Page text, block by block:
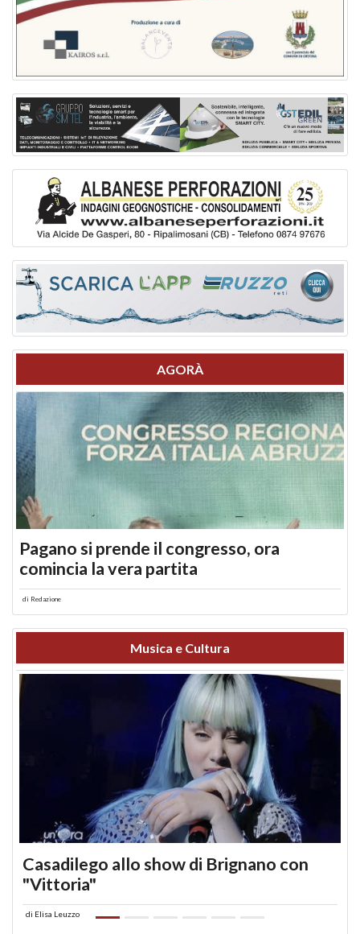
AGORÀ
Pagano si prende il congresso, ora
comincia la vera partita
di Redazione
Musica e Cultura
Casadilego allo show di Brignano con
"Vittoria"
di Elisa Leuzzo